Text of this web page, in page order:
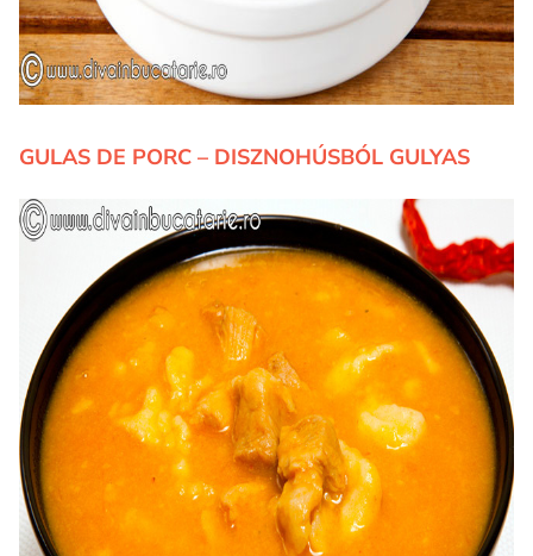
GULAS DE PORC – DISZNOHÚSBÓL GULYAS